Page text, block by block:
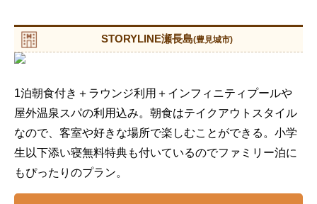
STORYLINE瀬長島(豊見城市)
1泊朝食付き＋ラウンジ利用＋インフィニティプールや
屋外温泉スパの利用込み。朝食はテイクアウトスタイル
なので、客室や好きな場所で楽しむことができる。小学
生以下添い寝無料特典も付いているのでファミリー泊に
もぴったりのプラン。